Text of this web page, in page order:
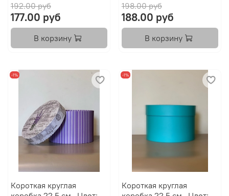
192.00 руб
177.00 руб
В корзину
198.00 руб
188.00 руб
В корзину
-1%
Короткая круглая
-1%
Короткая круглая